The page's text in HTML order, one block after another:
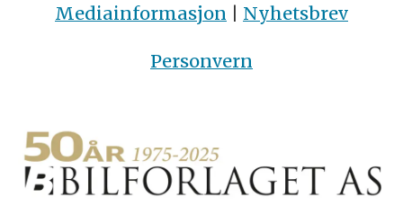
Mediainformasjon | Nyhetsbrev
Personvern